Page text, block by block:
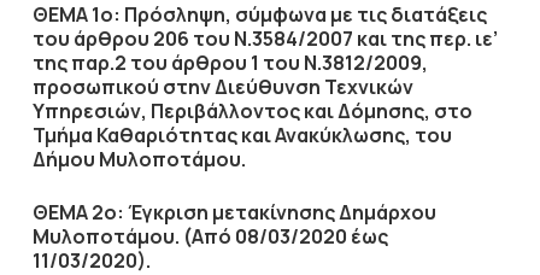
ΘΕΜΑ 1ο: Πρόσληψη, σύμφωνα με τις διατάξεις
του άρθρου 206 του Ν.3584/2007 και της περ. ιε’
της παρ.2 του άρθρου 1 του Ν.3812/2009,
προσωπικού στην Διεύθυνση Τεχνικών
Υπηρεσιών, Περιβάλλοντος και Δόμησης, στο
Τμήμα Καθαριότητας και Ανακύκλωσης, του
Δήμου Μυλοποτάμου.
ΘΕΜΑ 2ο: Έγκριση μετακίνησης Δημάρχου
Μυλοποτάμου. (Από 08/03/2020 έως
11/03/2020).